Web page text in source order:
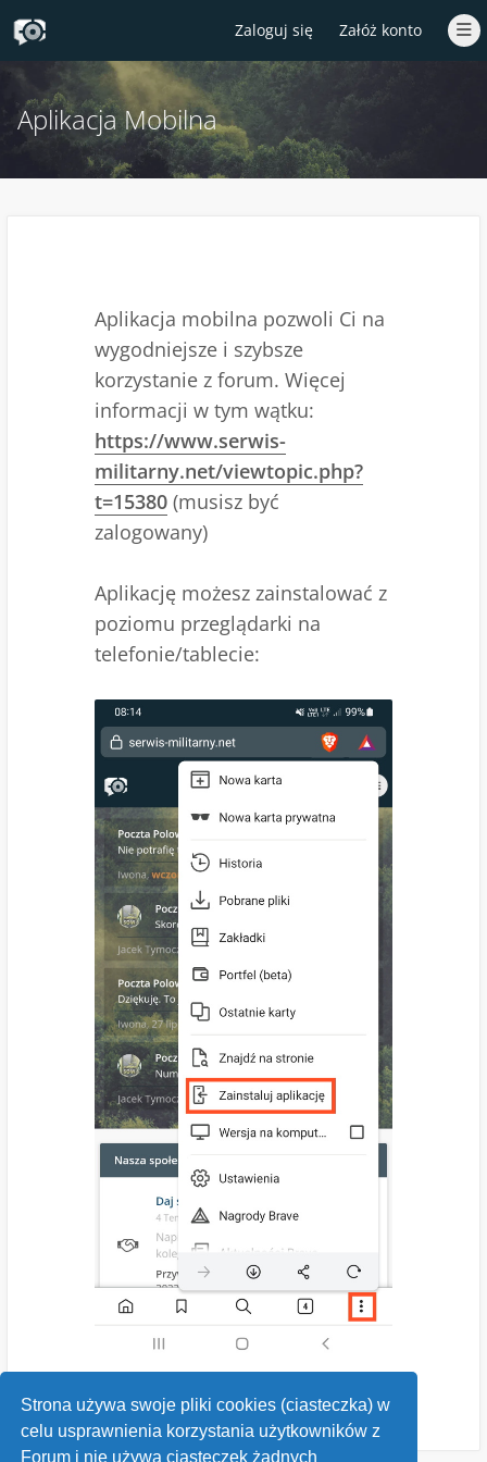
Strona używa swoje pliki cookies (ciasteczka) w
celu usprawnienia korzystania użytkowników z
Forum i nie używa ciasteczek żadnych
Zaloguj się Załóż konto
Aplikacja Mobilna
Aplikacja mobilna pozwoli Ci na
wygodniejsze i szybsze
korzystanie z forum. Więcej
informacji w tym wątku:
https://www.serwis-
militarny.net/viewtopic.php?
t=15380 (musisz być
zalogowany)
Aplikację możesz zainstalować z
poziomu przeglądarki na
telefonie/tablecie: